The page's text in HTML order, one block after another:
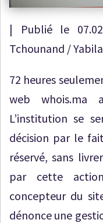
| Publié le
Tchounand /
72 heures
web whois.ma
L’institution se
décision par le
réservé, sans
par cette
concepteur du
dénonce une